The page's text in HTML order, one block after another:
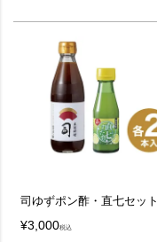
司ゆずポン酢・直七セット
¥3,000税込